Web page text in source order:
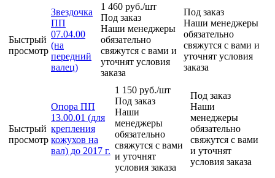
Быстрый
просмотр
Звездочка
ПП
07.04.00
(на
передний
валец)
1 460 руб./шт
Под заказ
Наши менеджеры
обязательно
свяжутся с вами и
уточнят условия
заказа
Под заказ
Наши менеджеры
обязательно
свяжутся с вами и
уточнят условия
заказа
Быстрый
просмотр
Опора ПП
13.00.01 (для
крепления
кожухов на
вал) до 2017 г.
1 150 руб./шт
Под заказ
Наши
менеджеры
обязательно
свяжутся с вами
и уточнят
условия заказа
Под заказ
Наши
менеджеры
обязательно
свяжутся с вами
и уточнят
условия заказа